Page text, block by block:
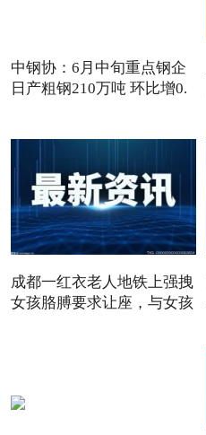
中钢协：6月中旬重点钢企
日产粗钢210万吨 环比增0.
成都一红衣老人地铁上强拽
女孩胳膊要求让座，与女孩